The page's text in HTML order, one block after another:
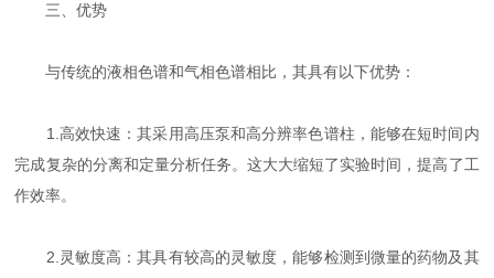
三、优势
与传统的液相色谱和气相色谱相比，其具有以下优势：
1.高效快速：其采用高压泵和高分辨率色谱柱，能够在短时间内
完成复杂的分离和定量分析任务。这大大缩短了实验时间，提高了工
作效率。
2.灵敏度高：其具有较高的灵敏度，能够检测到微量的药物及其